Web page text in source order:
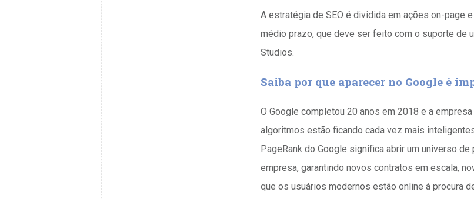
A estratégia de SEO é dividida em ações on-page
médio prazo, que deve ser feito com o suporte de
Studios.
Saiba por que aparecer no Google é
O Google completou 20 anos em 2018 e a
algoritmos estão ficando cada vez mais
PageRank do Google significa abrir um universo
empresa, garantindo novos contratos em escala,
que os usuários modernos estão online à procura